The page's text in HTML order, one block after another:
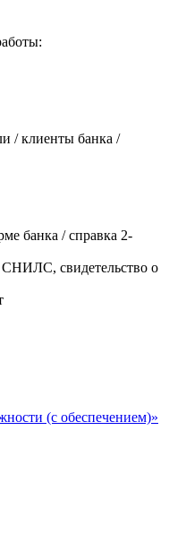
/ клиенты банка /
банка / справка 2-
свидетельство о
(с обеспечением)»